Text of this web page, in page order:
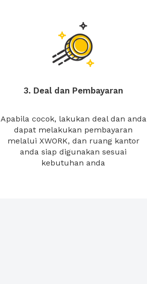
3. Deal dan Pembayaran
Apabila cocok, lakukan deal dan anda
dapat melakukan pembayaran
melalui XWORK, dan ruang kantor
anda siap digunakan sesuai
kebutuhan anda